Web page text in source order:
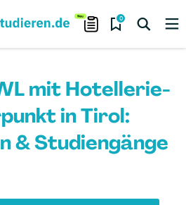
0
mit Hotellerie-
in Tirol:
& Studiengänge